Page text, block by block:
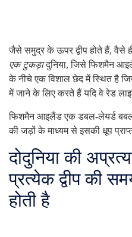
जैसे समुद्र के ऊपर द्वीप होते हैं, वैसे
एक टुकड़ादुनिया, जिसे फिशमैन
के नीचे एक विशाल छेद में स्थित है
में जाने के लिए करते हैं यदि वे रेड
फिशमैन आइलैंड एक डबल-लेयर्ड
की जड़ों के माध्यम से इसकी धूप
दोदुनिया की
प्रत्येक द्वीप की
होती है